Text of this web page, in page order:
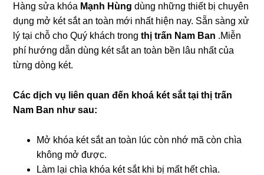
Hàng sửa khóa Mạnh Hùng dùng những thiết bị chuyên
dụng mở két sắt an toàn mới nhất hiện nay. Sẵn sàng xử
lý tại chỗ cho Quý khách trongthị trấn Nam Ban .Miễn
phí hướng dẫn dùng két sắt an toàn bền lâu nhất của
từng dòng két.
Các dịch vụ liên quan đến khoá két sắt tại thị trấn
Nam Ban như sau:
Mở khóa két sắt an toàn lúc còn nhớ mã còn chìa
không mở được.
Làm lại chìa khóa két sắt khi bị mất hết chìa.